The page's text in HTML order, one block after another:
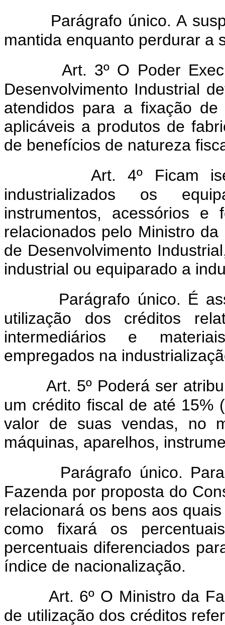
Parágrafo único. A
mantida enquanto perdurar a
Art. 3º O Poder
Desenvolvimento Industrial
atendidos para a fixação
aplicáveis a produtos de
de benefícios de natureza
Art. 4º Ficam
industrializados os
instrumentos, acessórios e
relacionados pelo Ministro
de Desenvolvimento
industrial ou equiparado a
Parágrafo único. É
utilização dos créditos
intermediários e
empregados na
Art. 5º Poderá ser
um crédito fiscal de até 15%
valor de suas vendas, no
máquinas, aparelhos,
Parágrafo único.
Fazenda por proposta do
relacionará os bens aos
como fixará os
percentuais diferenciados
índice de nacionalização.
Art. 6º O Ministro da
de utilização dos créditos